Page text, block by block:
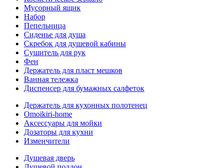
Мусорный ящик
Набор
Пепельница
Сиденье для душа
Скребок для душевой кабины
Сушитель для рук
Фен
Держатель для пласт мешков
Ванная тележка
Диспенсер для бумажных салфеток
Держатель для кухонных полотенец
Omoikiri-home
Аксессуары для мойки
Дозаторы для кухни
Изменчители
Душевая дверь